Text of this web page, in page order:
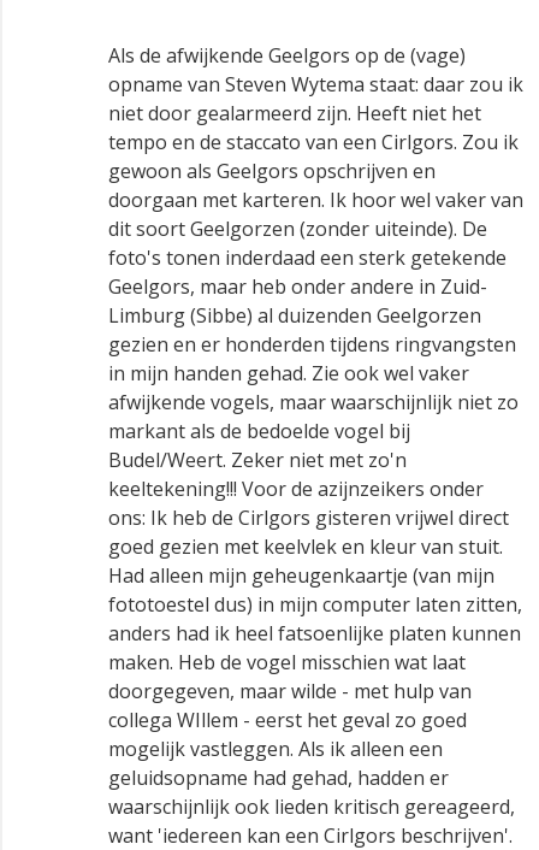
Als de afwijkende Geelgors op de (vage)
opname van Steven Wytema staat: daar zou ik
niet door gealarmeerd zijn. Heeft niet het
tempo en de staccato van een Cirlgors. Zou ik
gewoon als Geelgors opschrijven en
doorgaan met karteren. Ik hoor wel vaker van
dit soort Geelgorzen (zonder uiteinde). De
foto's tonen inderdaad een sterk getekende
Geelgors, maar heb onder andere in Zuid-
Limburg (Sibbe) al duizenden Geelgorzen
gezien en er honderden tijdens ringvangsten
in mijn handen gehad. Zie ook wel vaker
afwijkende vogels, maar waarschijnlijk niet zo
markant als de bedoelde vogel bij
Budel/Weert. Zeker niet met zo'n
keeltekening!!! Voor de azijnzeikers onder
ons: Ik heb de Cirlgors gisteren vrijwel direct
goed gezien met keelvlek en kleur van stuit.
Had alleen mijn geheugenkaartje (van mijn
fototoestel dus) in mijn computer laten zitten,
anders had ik heel fatsoenlijke platen kunnen
maken. Heb de vogel misschien wat laat
doorgegeven, maar wilde - met hulp van
collega WIllem - eerst het geval zo goed
mogelijk vastleggen. Als ik alleen een
geluidsopname had gehad, hadden er
waarschijnlijk ook lieden kritisch gereageerd,
want 'iedereen kan een Cirlgors beschrijven'.